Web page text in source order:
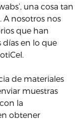
una cosa tan
nosotros nos
que han
días en lo que
de materiales
muestras
la
obtener